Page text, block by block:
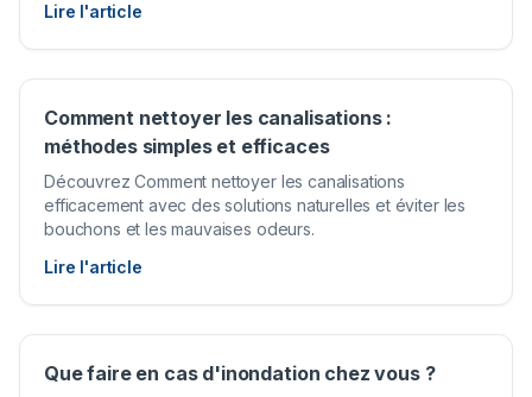
et les remèdes - sont très différents. Ce guide vous aide
à poser le bon diagnostic, à tenter les gestes simples qui
Lire l'article
Comment nettoyer les canalisations :
méthodes simples et efficaces
Découvrez Comment nettoyer les canalisations
efficacement avec des solutions naturelles et éviter les
bouchons et les mauvaises odeurs.
Lire l'article
Que faire en cas d'inondation chez vous ?